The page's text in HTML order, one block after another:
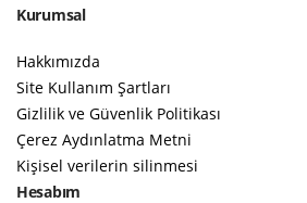
Kurumsal
Hakkımızda
Site Kullanım Şartları
Gizlilik ve Güvenlik Politikası
Çerez Aydınlatma Metni
Kişisel verilerin silinmesi
Hesabım